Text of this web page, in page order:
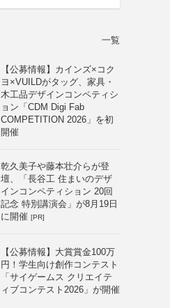
一覧
【公募情報】カインズ×コク
ヨ×VUILDがタッグ、家具・
木工品デザインコンペティシ
ョン「CDM Digi Fab
COMPETITION 2026」を初
開催
乾久美子や藤本壮介らが登
壇、「長谷工 住まいのデザ
インコンペティション 20回
記念 特別講演会」が8月19日
に開催 [PR]
【公募情報】大賞賞金100万
円！学生向け創作コンテスト
「サイゲームス クリエイテ
ィブコンテスト2026」が開催